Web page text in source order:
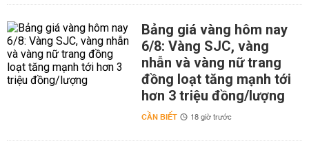
Bảng giá vàng hôm nay
6/8: Vàng SJC, vàng
nhẫn và vàng nữ trang
đồng loạt tăng mạnh tới
hơn 3 triệu đồng/lượng
CẦN BIẾT 18 giờ trước